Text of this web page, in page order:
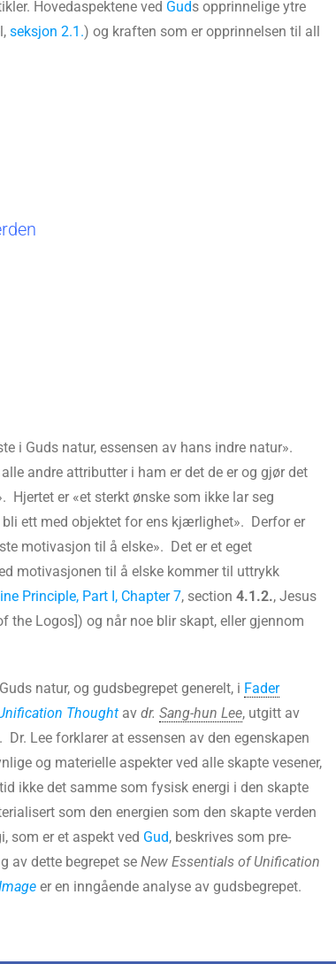
Hovedaspektene ved Guds opprinnelige ytre
seksjon 2.1.) og kraften som er opprinnelsen til all
i Guds natur, essensen av hans indre natur».
andre attributter i ham er det de er og gjør det
er «et sterkt ønske som ikke lar seg
ett med objektet for ens kjærlighet». Derfor er
motivasjon til å elske». Det er et eget
motivasjonen til å elske kommer til uttrykk
Principle, Part I, Chapter 7, section 4.1.2., Jesus
the Logos]) og når noe blir skapt, eller gjennom
natur, og gudsbegrepet generelt, i Fader
Thought av dr. Sang-hun Lee, utgitt av
Dr. Lee forklarer at essensen av den egenskapen
og materielle aspekter ved alle skapte vesener,
ikke det samme som fysisk energi i den skapte
som den energien som den skapte verden
som er et aspekt ved Gud, beskrives som pre-
av dette begrepet se New Essentials of Unification
er en inngående analyse av gudsbegrepet.